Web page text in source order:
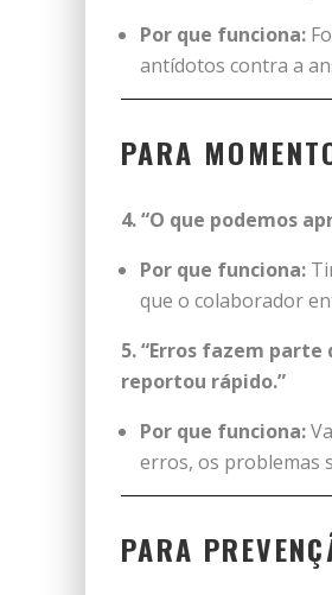
Por que funciona:
antídotos contra a
PARA
4. “O que podemos
Por que funciona:
que o colaborador
5. “Erros fazem
reportou rápido.”
Por que funciona:
erros, os problemas
PARA